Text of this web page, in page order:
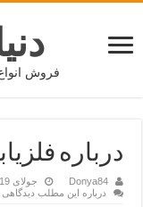
فروش
درباره
Donya84 جولای 19, 2022
درباره این مطلب دیدگاهی